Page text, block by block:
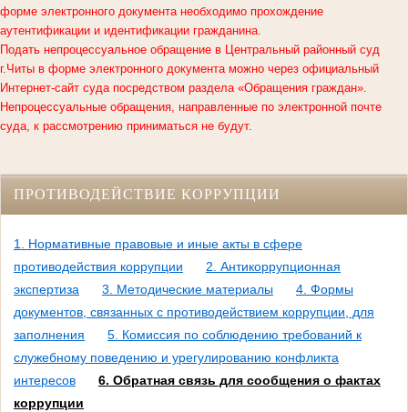
форме электронного документа необходимо прохождение
аутентификации и идентификации гражданина.
Подать непроцессуальное обращение в Центральный районный суд
г.Читы в форме электронного документа можно через официальный
Интернет-сайт суда посредством раздела «Обращения граждан».
Непроцессуальные обращения, направленные по электронной почте
суда, к рассмотрению приниматься не будут.
ПРОТИВОДЕЙСТВИЕ КОРРУПЦИИ
1. Нормативные правовые и иные акты в сфере
противодействия коррупции
2. Антикоррупционная
экспертиза
3. Методические материалы
4. Формы
документов, связанных с противодействием коррупции, для
заполнения
5. Комиссия по соблюдению требований к
служебному поведению и урегулированию конфликта
интересов
6. Обратная связь для сообщения о фактах
коррупции